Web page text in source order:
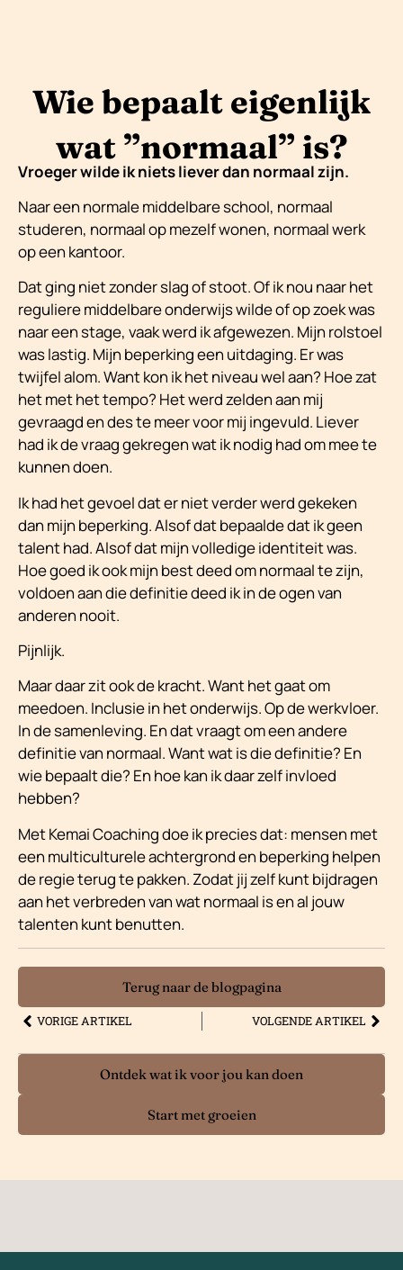
Wie bepaalt eigenlijk
wat ”normaal” is?
Vroeger wilde ik niets liever dan normaal zijn.
Naar een normale middelbare school, normaal
studeren, normaal op mezelf wonen, normaal werk
op een kantoor.
Dat ging niet zonder slag of stoot. Of ik nou naar het
reguliere middelbare onderwijs wilde of op zoek was
naar een stage, vaak werd ik afgewezen. Mijn rolstoel
was lastig. Mijn beperking een uitdaging. Er was
twijfel alom. Want kon ik het niveau wel aan? Hoe zat
het met het tempo? Het werd zelden aan mij
gevraagd en des te meer voor mij ingevuld. Liever
had ik de vraag gekregen wat ik nodig had om mee te
kunnen doen.
Ik had het gevoel dat er niet verder werd gekeken
dan mijn beperking. Alsof dat bepaalde dat ik geen
talent had. Alsof dat mijn volledige identiteit was.
Hoe goed ik ook mijn best deed om normaal te zijn,
voldoen aan die definitie deed ik in de ogen van
anderen nooit.
Pijnlijk.
Maar daar zit ook de kracht. Want het gaat om
meedoen. Inclusie in het onderwijs. Op de werkvloer.
In de samenleving. En dat vraagt om een andere
definitie van normaal. Want wat is die definitie? En
wie bepaalt die? En hoe kan ik daar zelf invloed
hebben?
Met Kemai Coaching doe ik precies dat: mensen met
een multiculturele achtergrond en beperking helpen
de regie terug te pakken. Zodat jij zelf kunt bijdragen
aan het verbreden van wat normaal is en al jouw
talenten kunt benutten.
Terug naar de blogpagina
VORIGE ARTIKEL VOLGENDE ARTIKEL
Ontdek wat ik voor jou kan doen
Start met groeien